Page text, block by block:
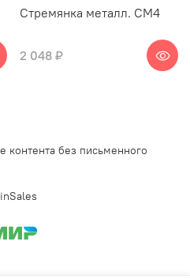
Стремянка металл. СМ4
2 048 ₽
без письменного